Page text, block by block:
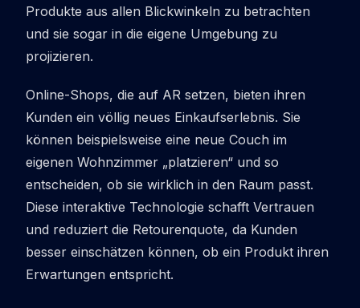
Produkte aus allen Blickwinkeln zu betrachten
und sie sogar in die eigene Umgebung zu
projizieren.
Online-Shops, die auf AR setzen, bieten ihren
Kunden ein völlig neues Einkaufserlebnis. Sie
können beispielsweise eine neue Couch im
eigenen Wohnzimmer „platzieren“ und so
entscheiden, ob sie wirklich in den Raum passt.
Diese interaktive Technologie schafft Vertrauen
und reduziert die Retourenquote, da Kunden
besser einschätzen können, ob ein Produkt ihren
Erwartungen entspricht.